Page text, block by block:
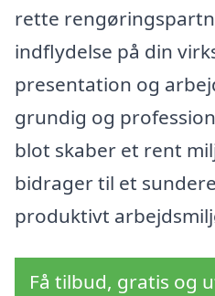
rette
indflydelse på din
presentation og
grundig og
blot skaber et rent
bidrager til et
produktivt
Få tilbud, gratis og